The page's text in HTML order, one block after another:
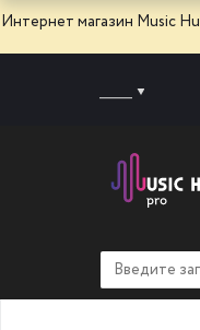
Интернет магазин Music